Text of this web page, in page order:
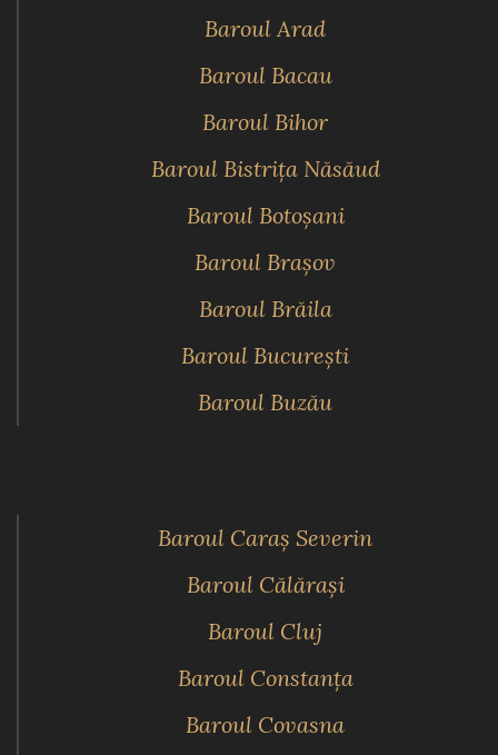
Baroul Arad
Baroul Bacau
Baroul Bihor
Baroul Bistriţa Năsăud
Baroul Botoşani
Baroul Braşov
Baroul Brăila
Baroul Bucureşti
Baroul Buzău
Baroul Caraş Severin
Baroul Călăraşi
Baroul Cluj
Baroul Constanţa
Baroul Covasna